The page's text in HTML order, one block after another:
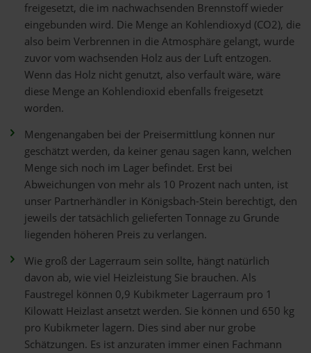
freigesetzt, die im nachwachsenden Brennstoff wieder
eingebunden wird. Die Menge an Kohlendioxyd (CO2), die
also beim Verbrennen in die Atmosphäre gelangt, wurde
zuvor vom wachsenden Holz aus der Luft entzogen.
Wenn das Holz nicht genutzt, also verfault wäre, wäre
diese Menge an Kohlendioxid ebenfalls freigesetzt
worden.
Mengenangaben bei der Preisermittlung können nur
geschätzt werden, da keiner genau sagen kann, welchen
Menge sich noch im Lager befindet. Erst bei
Abweichungen von mehr als 10 Prozent nach unten, ist
unser Partnerhändler in Königsbach-Stein berechtigt, den
jeweils der tatsächlich gelieferten Tonnage zu Grunde
liegenden höheren Preis zu verlangen.
Wie groß der Lagerraum sein sollte, hängt natürlich
davon ab, wie viel Heizleistung Sie brauchen. Als
Faustregel können 0,9 Kubikmeter Lagerraum pro 1
Kilowatt Heizlast ansetzt werden. Sie können und 650 kg
pro Kubikmeter lagern. Dies sind aber nur grobe
Schätzungen. Es ist anzuraten immer einen Fachmann